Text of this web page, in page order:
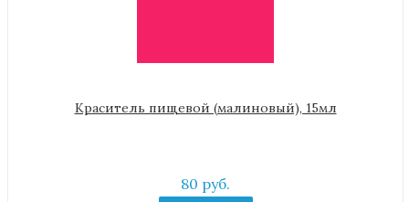
Краситель пищевой (малиновый), 15мл
80 руб.